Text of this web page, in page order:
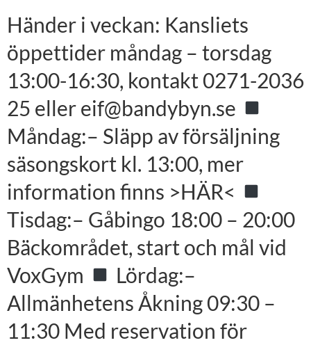
Händer i veckan: Kansliets
öppettider måndag – torsdag
13:00-16:30, kontakt 0271-2036
25 eller eif@bandybyn.se
Måndag:– Släpp av försäljning
säsongskort kl. 13:00, mer
information finns >HÄR<
Tisdag:– Gåbingo 18:00 – 20:00
Bäckområdet, start och mål vid
VoxGym
Lördag:–
Allmänhetens Åkning 09:30 –
11:30 Med reservation för